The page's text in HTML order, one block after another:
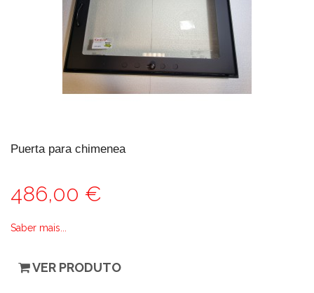
Puerta para chimenea
486,00 €
Saber mais...
VER PRODUTO